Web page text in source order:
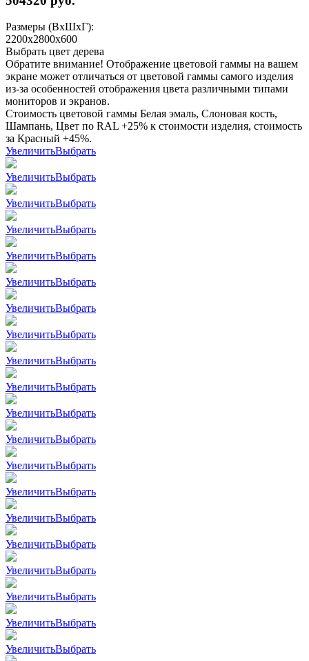
Размеры (ВхШхГ):
2200x2800x600
Выбрать цвет дерева
Обратите внимание! Отображение цветовой гаммы на вашем
экране может отличаться от цветовой гаммы самого изделия
из-за особенностей отображения цвета различными типами
мониторов и экранов.
Стоимость цветовой гаммы Белая эмаль, Слоновая кость,
Шампань, Цвет по RAL +25% к стоимости изделия, стоимость
за Красный +45%.
УвеличитьВыбрать
УвеличитьВыбрать
УвеличитьВыбрать
УвеличитьВыбрать
УвеличитьВыбрать
УвеличитьВыбрать
УвеличитьВыбрать
УвеличитьВыбрать
УвеличитьВыбрать
УвеличитьВыбрать
УвеличитьВыбрать
УвеличитьВыбрать
УвеличитьВыбрать
УвеличитьВыбрать
УвеличитьВыбрать
УвеличитьВыбрать
УвеличитьВыбрать
УвеличитьВыбрать
УвеличитьВыбрать
УвеличитьВыбрать